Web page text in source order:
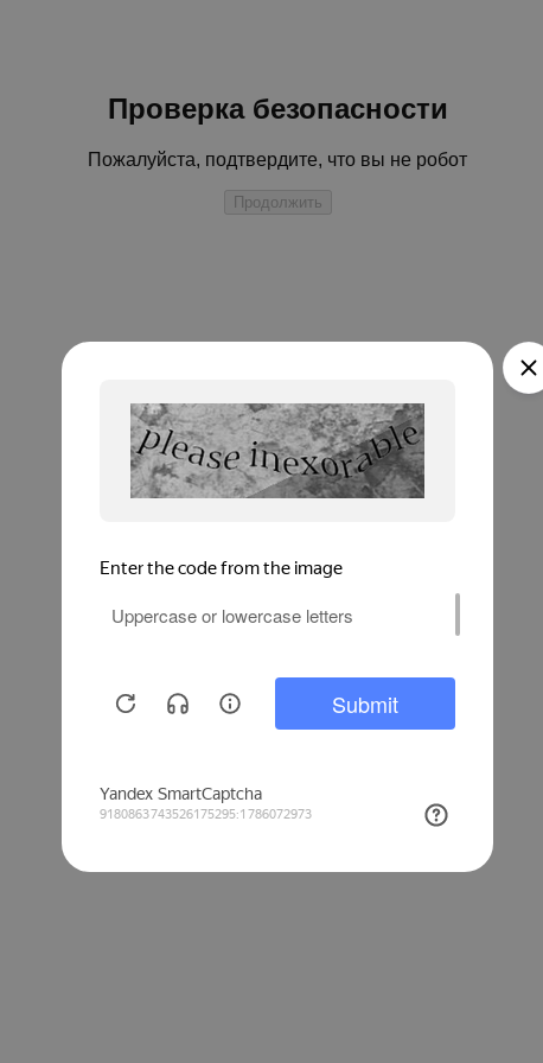
Проверка безопасности
Пожалуйста, подтвердите, что вы не робот
Продолжить